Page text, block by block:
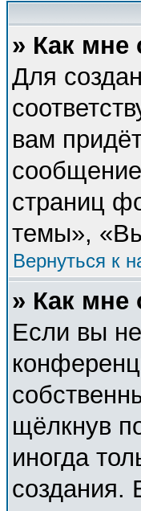
» Как мне
Для
вам
страниц
темы»,
Вернуться к
» Как мне
Если вы
щёлкнув
иногда
создания.